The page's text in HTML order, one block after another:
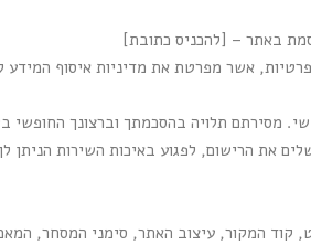
באתר – [להכניס כתובת]
אשר מפרטת את מדיניות איסוף
מסירתם תלויה בהסכמתך וברצונך החופשי
את הרישום, לפגוע באיכות השירות הניתן
קוד המקור, עיצוב האתר, סימני המסחר,